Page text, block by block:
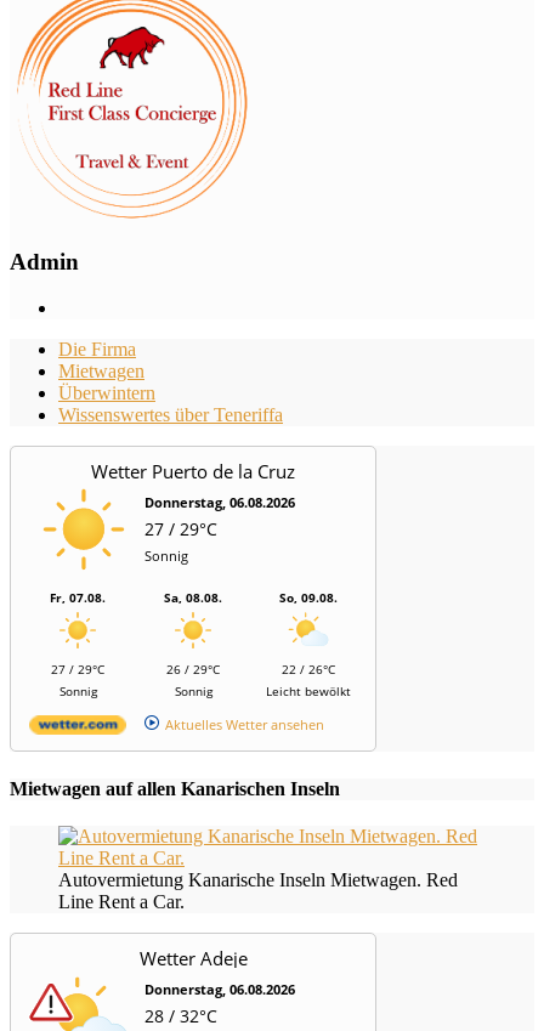
Admin
Die Firma
Mietwagen
Überwintern
Wissenswertes über Teneriffa
Wetter Puerto de la Cruz
Donnerstag, 06.08.2026
27 / 29°C
Sonnig
Fr, 07.08.
27 / 29°C
Sonnig
Sa, 08.08.
26 / 29°C
Sonnig
So, 09.08.
22 / 26°C
Leicht bewölkt
Aktuelles Wetter ansehen
Mietwagen auf allen Kanarischen Inseln
Autovermietung Kanarische Inseln Mietwagen. Red
Line Rent a Car.
Wetter Adeje
Donnerstag, 06.08.2026
28 / 32°C